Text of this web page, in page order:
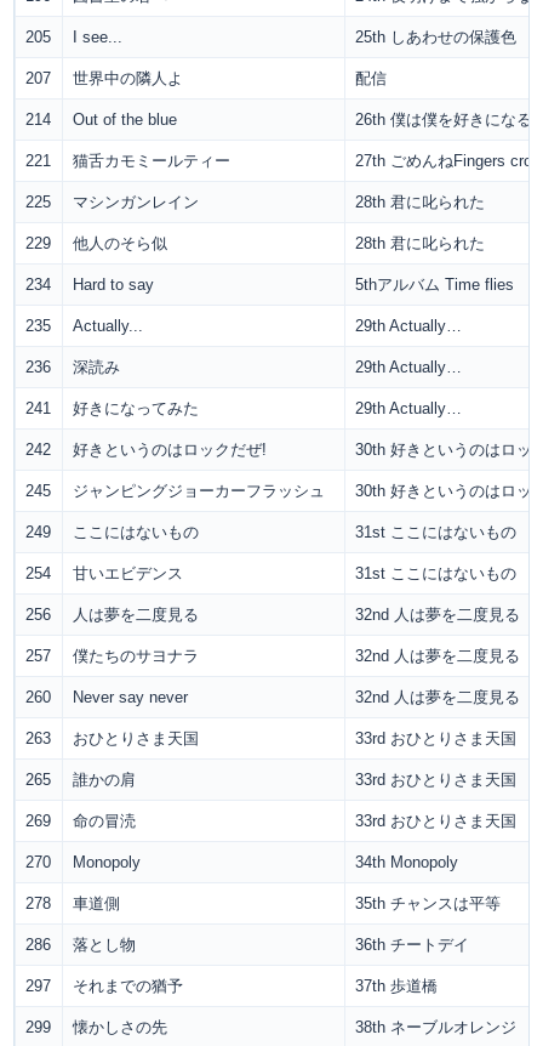
205 I see... 25th しあわせの保護色
207 世界中の隣人よ 配信
214 Out of the blue 26th 僕は僕を好きになる
221 猫舌カモミールティー 27th ごめんねFingers
225 マシンガンレイン 28th 君に叱られた
229 他人のそら似 28th 君に叱られた
234 Hard to say 5thアルバム Time flies
235 Actually... 29th Actually…
236 深読み 29th Actually…
241 好きになってみた 29th Actually…
242 好きというのはロックだぜ! 30th 好きというのはロッ
245 ジャンピングジョーカーフラッシュ 30th 好きというのはロッ
249 ここにはないもの 31st ここにはないもの
254 甘いエビデンス 31st ここにはないもの
256 人は夢を二度見る 32nd 人は夢を二度見る
257 僕たちのサヨナラ 32nd 人は夢を二度見る
260 Never say never 32nd 人は夢を二度見る
263 おひとりさま天国 33rd おひとりさま天国
265 誰かの肩 33rd おひとりさま天国
269 命の冒涜 33rd おひとりさま天国
270 Monopoly 34th Monopoly
278 車道側 35th チャンスは平等
286 落とし物 36th チートデイ
297 それまでの猶予 37th 歩道橋
299 懐かしさの先 38th ネーブルオレンジ